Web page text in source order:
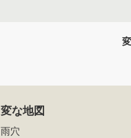
変な地図
雨穴